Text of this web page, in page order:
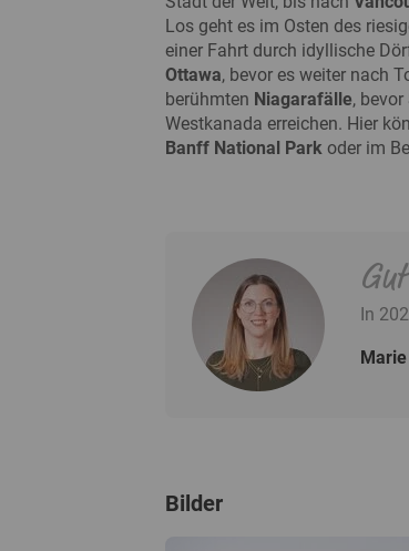
Los geht es im Osten des
einer Fahrt durch idyllische
Ottawa, bevor es weiter nach
berühmten Niagarafälle,
Westkanada erreichen. Hier
Banff National Parkoder im
In
Bilder